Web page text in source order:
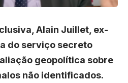
Alain Juillet, ex-
do serviço secreto
geopolítica sobre
não identificados.